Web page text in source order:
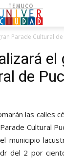
Parade Cultural de
el
de
las calles
Cultural
municipio
del 2 por